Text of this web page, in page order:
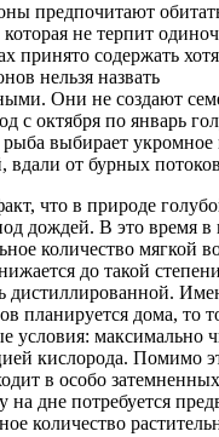
предпочитают
не терпит
принято содержать
нельзя назвать
Они не создают
с октября по январь
рыба выбирает укромное
вдали от бурных
что в природе
дождей. В это время в
количество мягкой
до такой
дистиллированной.
планируется дома, то
условия: максимально
кислорода. Помимо
в особо
на дне потребуется
количество